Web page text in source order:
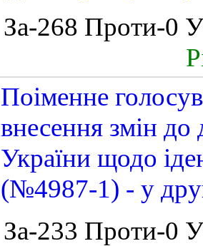
За-268 Проти-0
Поіменне
внесення змін до
України щодо
(№4987-1) - у
За-233 Проти-0